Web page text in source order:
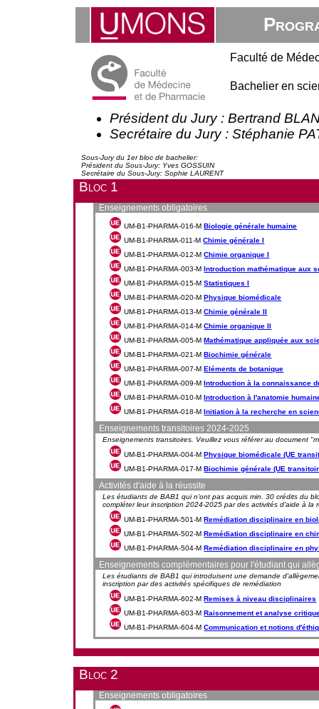
Faculté de
Bachelier en
Président du Jury : Bertrand
Secrétaire du Jury : Stéphanie
Sous-Jury du 1er bloc de bachelier:
Président du Sous-Jury: Yves GOSSUIN
Secrétaire du Sous-Jury: Sophie LAURENT
Bloc 1
Enseignements obligatoires
UM-B1-PHARMA-016-MBiologie générale humaine
UM-B1-PHARMA-011-MChimie générale I
UM-B1-PHARMA-012-MChimie organique I
UM-B1-PHARMA-003-MIntroduction mathématique aux
UM-B1-PHARMA-015-MStatistiques I
UM-B1-PHARMA-020-MPhysique biomédicale
UM-B1-PHARMA-013-MChimie générale II
UM-B1-PHARMA-014-MChimie organique II
UM-B1-PHARMA-005-MMathématique appliquée aux
UM-B1-PHARMA-021-MBiochimie générale
UM-B1-PHARMA-007-MEléments de botanique
UM-B1-PHARMA-009-MIntroduction à la connaissance
UM-B1-PHARMA-010-MIntroduction à l'anatomie
UM-B1-PHARMA-018-MInitiation à la recherche en
Enseignements transitoires 2024-2025
Enseignements transitoires. Veuillez vous référer au document
UM-B1-PHARMA-004-MPhysique biomédicale (UE
UM-B1-PHARMA-017-MBiochimie générale (UE
Activités d'aide à la réussite
Les étudiants de BAB1 qui n'ont pas acquis min. 30 crédits du
compléter leur inscription 2024-2025 par des activités d'aide à la
UM-B1-PHARMA-501-MRemédiation disciplinaire en
UM-B1-PHARMA-502-MRemédiation disciplinaire en
UM-B1-PHARMA-504-MRemédiation disciplinaire en
Enseignements complémentaires pour l'étudiant qui
Les étudiants de BAB1 qui introduisent une demande
inscription par des activités spécifiques de remédiation
UM-B1-PHARMA-602-MRemises à niveau disciplinaires
UM-B1-PHARMA-603-MRaisonnement et analyse
UM-B1-PHARMA-604-MCommunication et notions
Bloc 2
Enseignements obligatoires